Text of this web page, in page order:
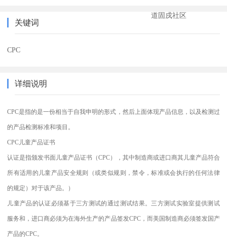
道固戍社区
关键词
CPC
详细说明
CPC是指的是一份相当于自我申明的形式，然后上面体现产品信息，以及检测过
的产品检测标准和项目。
CPC儿童产品证书
认证是指颁发书面儿童产品证书（CPC），其中制造商或进口商其儿童产品符合
所有适用的儿童产品安全规则（或类似规则，禁令，标准或会执行的任何法律
的规定）对于该产品。）
儿童产品的认证必须基于三方测试的通过测试结果。三方测试实验室提供测试
服务和，进口商必须为在海外生产的产品签发CPC，而美国制造商必须签发国产
产品的CPC。